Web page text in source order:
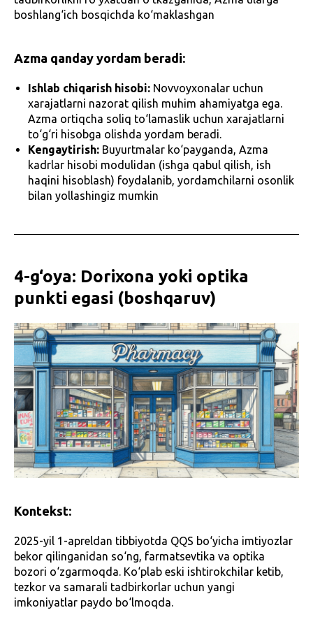
boshlang‘ich bosqichda ko‘maklashgan
Azma qanday yordam beradi:
Ishlab chiqarish hisobi: Novvoyxonalar uchun
xarajatlarni nazorat qilish muhim ahamiyatga ega.
Azma ortiqcha soliq to‘lamaslik uchun xarajatlarni
to‘g‘ri hisobga olishda yordam beradi.
Kengaytirish: Buyurtmalar ko‘payganda, Azma
kadrlar hisobi modulidan (ishga qabul qilish, ish
haqini hisoblash) foydalanib, yordamchilarni osonlik
bilan yollashingiz mumkin
4-g‘oya: Dorixona yoki optika
punkti egasi (boshqaruv)
Kontekst:
2025-yil 1-apreldan tibbiyotda QQS bo‘yicha imtiyozlar
bekor qilinganidan so‘ng, farmatsevtika va optika
bozori o‘zgarmoqda. Ko‘plab eski ishtirokchilar ketib,
tezkor va samarali tadbirkorlar uchun yangi
imkoniyatlar paydo bo‘lmoqda.